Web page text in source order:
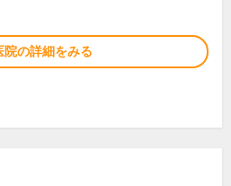
院の詳細をみる